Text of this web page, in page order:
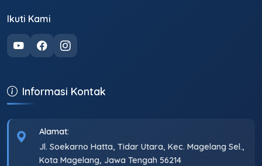
Ikuti Kami
Informasi Kontak
Alamat:
Jl. Soekarno Hatta, Tidar Utara, Kec. Magelang Sel.,
Kota Magelang, Jawa Tengah 56214